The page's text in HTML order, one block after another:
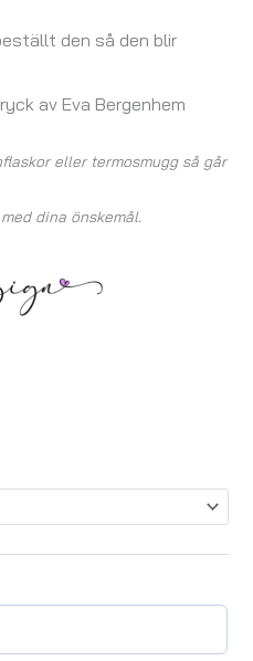
den så den blir
av Eva Bergenhem
eller termosmugg så går
dina önskemål.